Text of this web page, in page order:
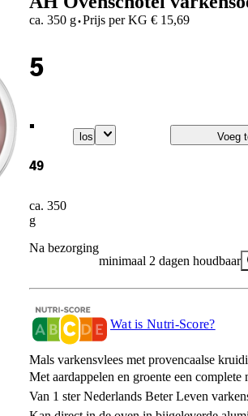
ca. 350 g·Prijs per KG € 15,69
5
.
49
ca. 350
g
los Voeg
Na bezorging
minimaal 2 dagen houdbaar
Wat is Nutri-Score?
Mals varkensvlees met provencaalse
Met aardappelen en groente een complete
Van 1 ster Nederlands Beter Leven